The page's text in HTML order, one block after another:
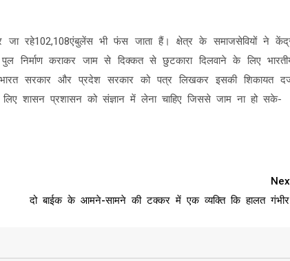
जा रहे102,108एंबुलेंस भी फंस जाता हैं। क्षेत्र के समाजसेवियों ने
कराकर जाम से दिक्कत से छुटकारा दिलवाने के लिए
सरकार और प्रदेश सरकार को पत्र लिखकर इसकी शिकायत
शासन प्रशासन को संज्ञान में लेना चाहिए जिससे जाम ना हो सके-
दो बाईक के आमने-सामने की टक्कर में एक व्यक्ति कि हालत